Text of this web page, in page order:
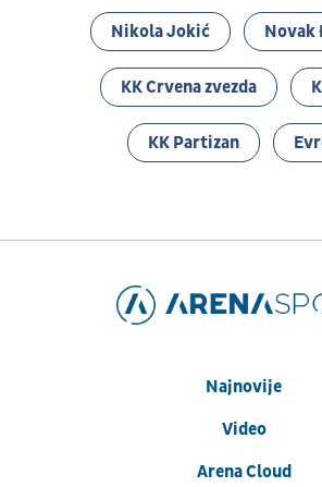
Nikola Jokić Novak
KK Crvena zvezda
KK Partizan
Najnovije
Video
Arena Cloud